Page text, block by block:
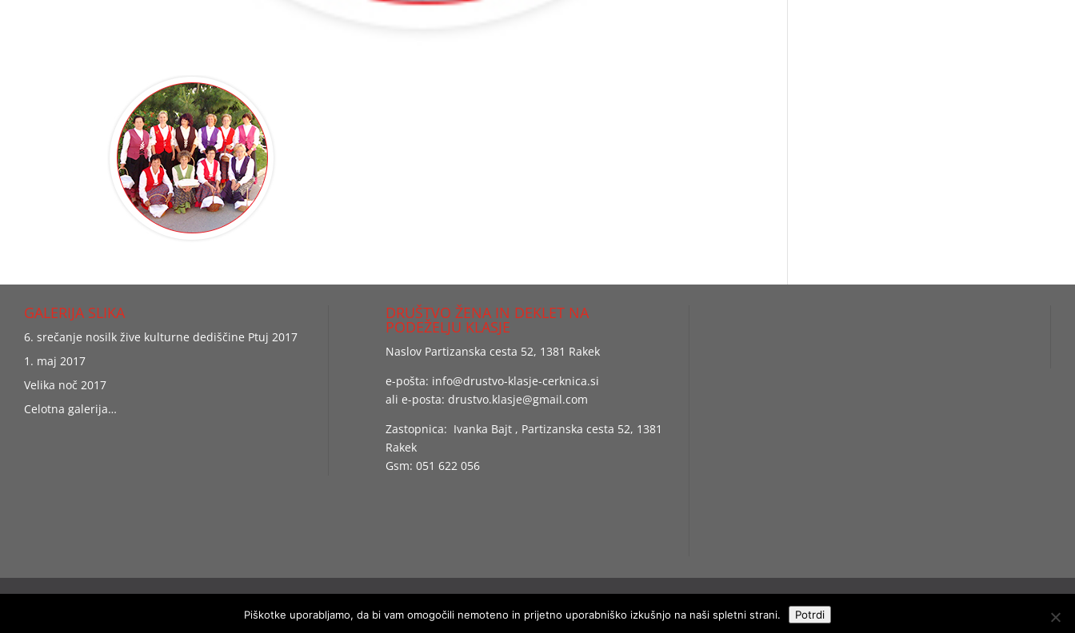
GALERIJA SLIKA
6. srečanje nosilk žive kulturne dediščine Ptuj 2017
1. maj 2017
Velika noč 2017
Celotna galerija…
DRUŠTVO ŽENA IN DEKLET NA
PODEŽELJU KLASJE
Naslov Partizanska cesta 52, 1381 Rakek
e-pošta: info@drustvo-klasje-cerknica.si
ali e-posta: drustvo.klasje@gmail.com
Zastopnica: Ivanka Bajt , Partizanska cesta 52, 1381
Rakek
Gsm: 051 622 056
Copyright, Društvo žena in deklet na podeželju Klasje, vse pravice pridržane
Piškotke uporabljamo, da bi vam omogočili nemoteno in prijetno uporabniško izkušnjo na naši spletni strani. Potrdi